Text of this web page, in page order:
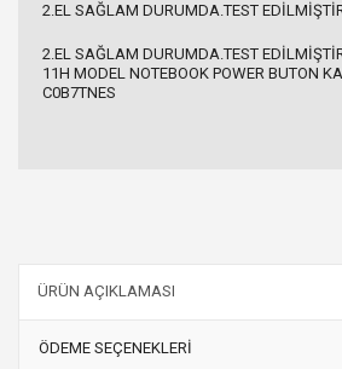
2.EL SAĞLAM DURUMDA.TEST
2.EL SAĞLAM DURUMDA.TEST
11H MODEL NOTEBOOK POWER BUTON
C0B7TNES
ÜRÜN AÇIKLAMASI
ÖDEME SEÇENEKLERİ